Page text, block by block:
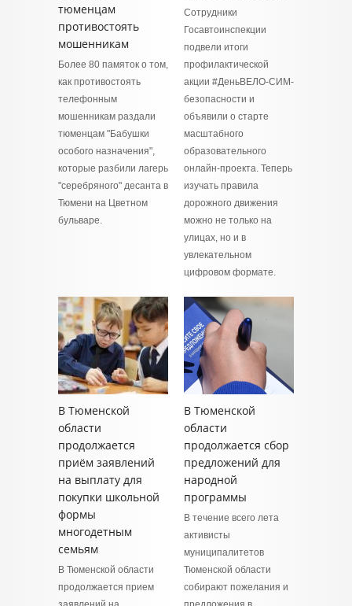
тюменцам
противостоять
мошенникам
Более 80 памяток о том,
как противостоять
телефонным
мошенникам раздали
тюменцам "Бабушки
особого назначения",
которые разбили лагерь
"серебряного" десанта в
Тюмени на Цветном
бульваре.
Сотрудники
Госавтоинспекции
подвели итоги
профилактической
акции #ДеньВЕЛО-СИМ-
безопасности и
объявили о старте
масштабного
образовательного
онлайн-проекта. Теперь
изучать правила
дорожного движения
можно не только на
улицах, но и в
увлекательном
цифровом формате.
В Тюменской
области
продолжается
приём заявлений
на выплату для
покупки школьной
формы
многодетным
семьям
В Тюменской области
продолжается прием
В Тюменской
области
продолжается сбор
предложений для
народной
программы
В течение всего лета
активисты
муниципалитетов
Тюменской области
собирают пожелания и